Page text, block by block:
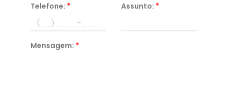
Telefone: * Assunto: *
Mensagem: *